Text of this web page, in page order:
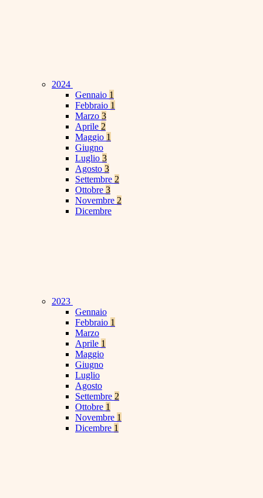
2024
Gennaio 1
Febbraio 1
Marzo 3
Aprile 2
Maggio 1
Giugno
Luglio 3
Agosto 3
Settembre 2
Ottobre 3
Novembre 2
Dicembre
2023
Gennaio
Febbraio 1
Marzo
Aprile 1
Maggio
Giugno
Luglio
Agosto
Settembre 2
Ottobre 1
Novembre 1
Dicembre 1